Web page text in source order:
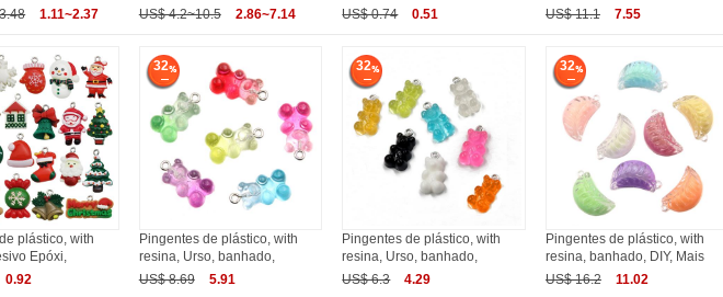
1.11~2.37
US$ 4.2~10.5
2.86~7.14
US$ 0.74
0.51
US$ 11.1
7.55
plástico, with
Epóxi,
0.92
32
Pingentes de plástico, with
resina, Urso, banhado,
US$ 8.69
5.91
32
Pingentes de plástico, with
resina, Urso, banhado,
US$ 6.3
4.29
32
Pingentes de plástico, with
resina, banhado, DIY, Mais
US$ 16.2
11.02